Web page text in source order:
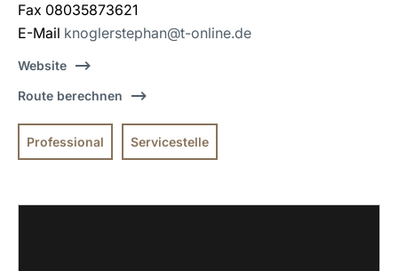
Fax 08035873621
E-Mail knoglerstephan@t-online.de
Website
Route berechnen
Professional Servicestelle